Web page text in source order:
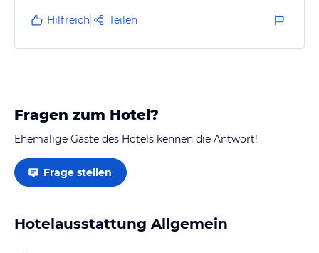
Hilfreich Teilen
Fragen zum Hotel?
Ehemalige Gäste des Hotels kennen die Antwort!
Frage stellen
Hotelausstattung Allgemein